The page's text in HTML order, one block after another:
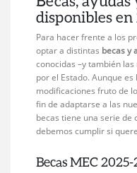
disponibles en
Para hacer frente a los
optar a distintas becas y
conocidas –y también
por el Estado. Aunque
modificaciones fruto de
fin de adaptarse a las
becas tiene una serie de
debemos cumplir si
Becas MEC